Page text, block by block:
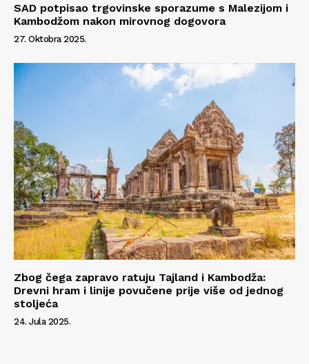
SAD potpisao trgovinske sporazume s Malezijom i
Kambodžom nakon mirovnog dogovora
27. Oktobra 2025.
Zbog čega zapravo ratuju Tajland i Kambodža:
Drevni hram i linije povučene prije više od jednog
stoljeća
24. Jula 2025.